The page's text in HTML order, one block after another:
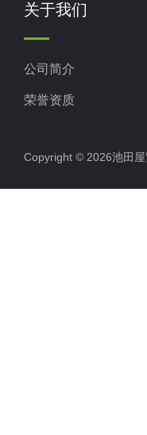
关于我们
公司简介
荣誉资质
Copyright © 2026池田